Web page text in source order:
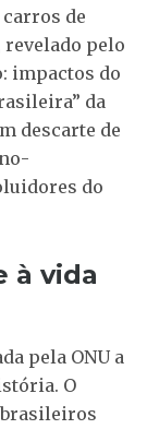
de
revelado pelo
impactos do
da
descarte de
do
à vida
pela ONU a
O